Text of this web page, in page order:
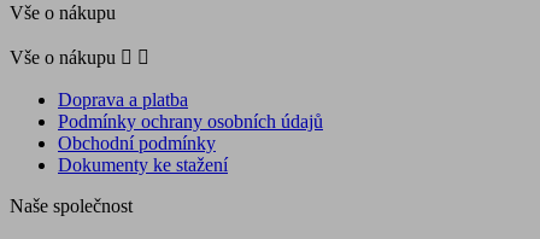
Vše o nákupu
Vše o nákupu  
Doprava a platba
Podmínky ochrany osobních údajů
Obchodní podmínky
Dokumenty ke stažení
Naše společnost